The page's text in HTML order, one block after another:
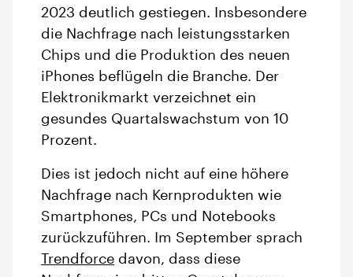
2023 deutlich gestiegen. Insbesondere
die Nachfrage nach leistungsstarken
Chips und die Produktion des neuen
iPhones beflügeln die Branche. Der
Elektronikmarkt verzeichnet ein
gesundes Quartalswachstum von 10
Prozent.
Dies ist jedoch nicht auf eine höhere
Nachfrage nach Kernprodukten wie
Smartphones, PCs und Notebooks
zurückzuführen. Im September sprach
Trendforce davon, dass diese